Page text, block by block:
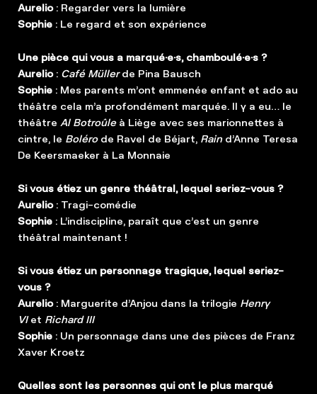
Aurelio: Regarder vers la lumière
Sophie: Le regard et son expérience
Une pièce qui vous a marqué·e·s, chamboulé·e·s ?
Aurelio: Café Müllerde Pina Bausch
Sophie: Mes parents m’ont emmenée enfant et ado au
théâtre cela m’a profondément marquée. Il y a eu… le
théâtre Al Botroûleà Liège avec ses marionnettes à
cintre, le Bolérode Ravel de Béjart, Raind’Anne Teresa
De Keersmaeker à La Monnaie
Si vous étiez un genre théâtral, lequel seriez-vous ?
Aurelio: Tragi-comédie
Sophie: L’indiscipline, paraît que c’est un genre
théâtral maintenant !
Si vous étiez un personnage tragique, lequel seriez-
vous ?
Aurelio: Marguerite d’Anjou dans la trilogie Henry
VIet Richard III
Sophie: Un personnage dans une des pièces de Franz
Xaver Kroetz
Quelles sont les personnes qui ont le plus marqué